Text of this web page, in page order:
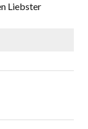
Liebster